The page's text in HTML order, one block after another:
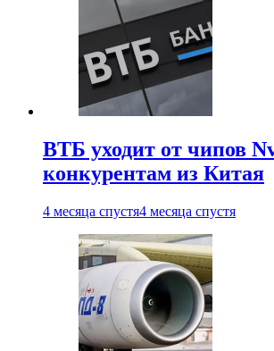
ВТБ уходит от чипов
конкурентам из Китая
4 месяца спустя4 месяца спустя